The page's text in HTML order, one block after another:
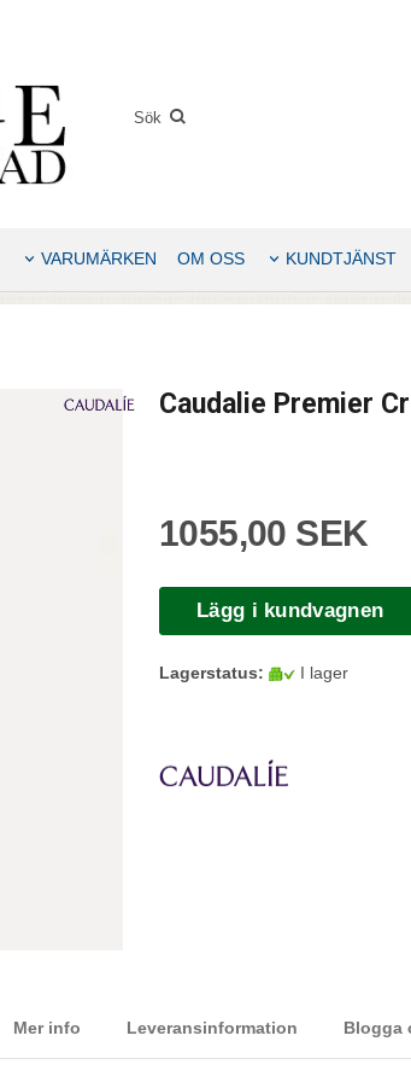
VARUMÄRKEN OM OSS KUNDTJÄNST
Caudalie Premier
1055,00 SEK
Lägg i kundvagnen
Lagerstatus: I lager
Mer info Leveransinformation Blogga